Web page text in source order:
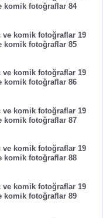
komik fotoğraflar 84
komik fotoğraflar 85
komik fotoğraflar 86
komik fotoğraflar 87
komik fotoğraflar 88
komik fotoğraflar 89